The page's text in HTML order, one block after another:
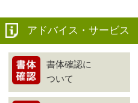
アドバイス・サービス
書体確認に
ついて